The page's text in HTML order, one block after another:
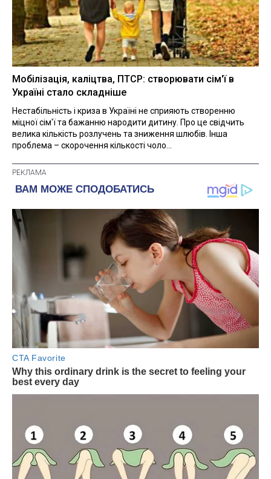
Мобілізація, каліцтва, ПТСР: створювати сім'ї в
Україні стало складніше
Нестабільність і криза в Україні не сприяють створенню
міцної сім'ї та бажанню народити дитину. Про це свідчить
велика кількість розлучень та зниження шлюбів. Інша
проблема – скорочення кількості чоло...